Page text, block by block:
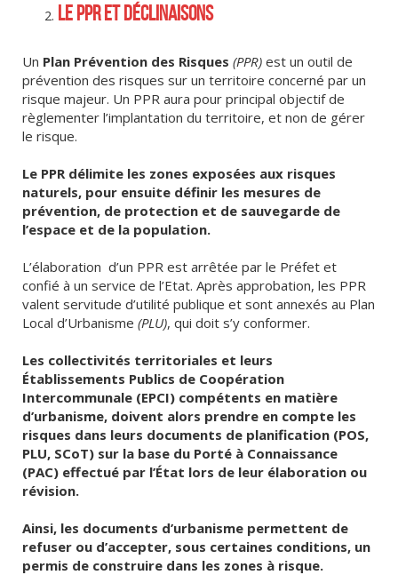
LE PPR ET DÉCLINAISONS
Un Plan Prévention des Risques (PPR) est un outil de
prévention des risques sur un territoire concerné par un
risque majeur. Un PPR aura pour principal objectif de
règlementer l’implantation du territoire, et non de gérer
le risque.
Le PPR délimite les zones exposées aux risques
naturels, pour ensuite définir les mesures de
prévention, de protection et de sauvegarde de
l’espace et de la population.
L’élaboration d’un PPR est arrêtée par le Préfet et
confié à un service de l’Etat. Après approbation, les PPR
valent servitude d’utilité publique et sont annexés au Plan
Local d’Urbanisme (PLU), qui doit s’y conformer.
Les collectivités territoriales et leurs
Établissements Publics de Coopération
Intercommunale (EPCI) compétents en matière
d’urbanisme, doivent alors prendre en compte les
risques dans leurs documents de planification (POS,
PLU, SCoT) sur la base du Porté à Connaissance
(PAC) effectué par l’État lors de leur élaboration ou
révision.
Ainsi, les documents d’urbanisme permettent de
refuser ou d’accepter, sous certaines conditions, un
permis de construire dans les zones à risque.